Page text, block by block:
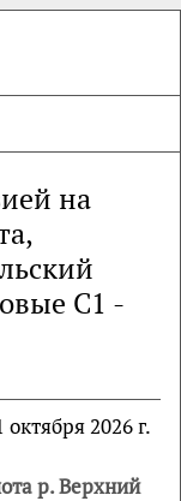
на
С1 -
2026 г.
р. Верхний